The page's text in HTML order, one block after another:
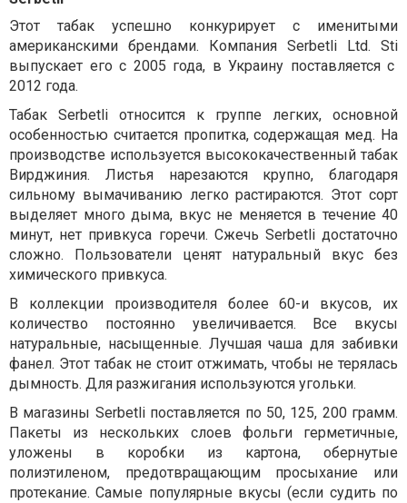
Этот табак успешно конкурирует с именитыми
американскими брендами. Компания Serbetli Ltd. Sti
выпускает его с 2005 года, в Украину поставляется с
2012 года.
Табак Serbetli относится к группе легких, основной
особенностью считается пропитка, содержащая мед. На
производстве используется высококачественный табак
Вирджиния. Листья нарезаются крупно, благодаря
сильному вымачиванию легко растираются. Этот сорт
выделяет много дыма, вкус не меняется в течение 40
минут, нет привкуса горечи. Сжечь Serbetliдостаточно
сложно. Пользователи ценят натуральный вкус без
химического привкуса.
В коллекции производителя более 60-и вкусов, их
количество постоянно увеличивается. Все вкусы
натуральные, насыщенные. Лучшая чаша для забивки
фанел. Этот табак не стоит отжимать, чтобы не терялась
дымность. Для разжигания используются угольки.
В магазины Serbetliпоставляется по 50, 125, 200 грамм.
Пакеты из нескольких слоев фольги герметичные,
уложены в коробки из картона, обернутые
полиэтиленом, предотвращающим просыхание или
протекание. Самые популярные вкусы (если судить по